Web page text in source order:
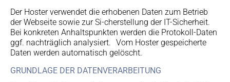
Der Hoster verwendet die erhobenen Daten zum Betrieb
der Webseite sowie zur Si-cherstellung der IT-Sicherheit.
Bei konkreten Anhaltspunkten werden die Protokoll-Daten
ggf. nachträglich analysiert. Vom Hoster gespeicherte
Daten werden automatisch gelöscht.
GRUNDLAGE DER DATENVERARBEITUNG